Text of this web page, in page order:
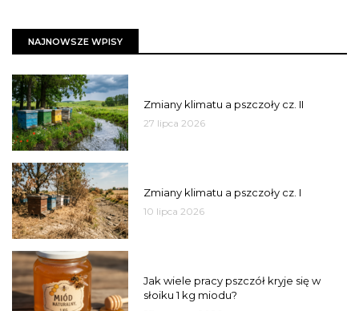
NAJNOWSZE WPISY
Zmiany klimatu a pszczoły cz. II
27 lipca 2026
Zmiany klimatu a pszczoły cz. I
10 lipca 2026
Jak wiele pracy pszczół kryje się w
słoiku 1 kg miodu?